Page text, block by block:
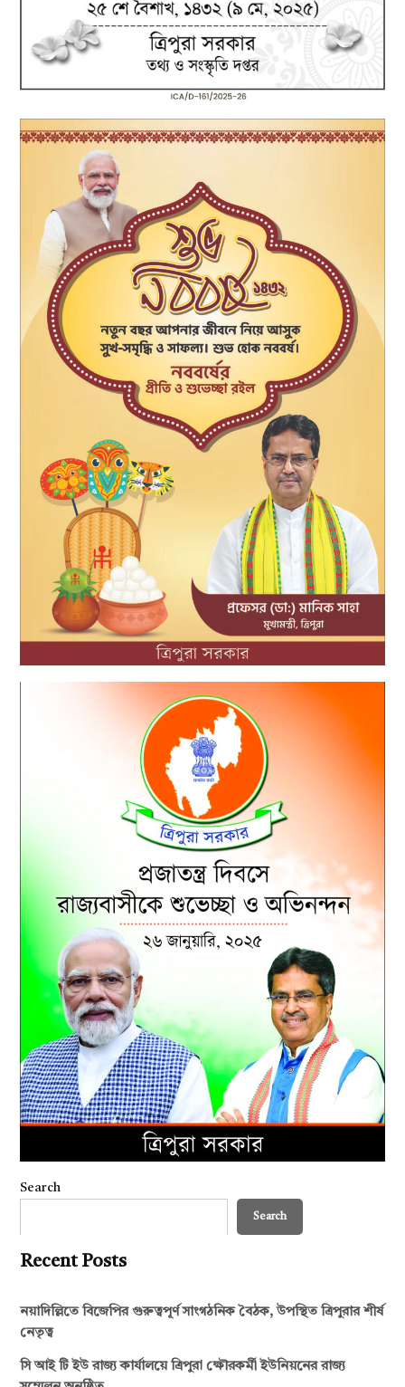
Search
Search
Recent Posts
নয়াদিল্লিতে বিজেপির গুরুত্বপূর্ণ সাংগঠনিক বৈঠক, উপস্থিত ত্রিপুরার শীর্ষ
নেতৃত্ব
সি আই টি ইউ রাজ্য কার্যালয়ে ত্রিপুরা ক্ষৌরকর্মী ইউনিয়নের রাজ্য